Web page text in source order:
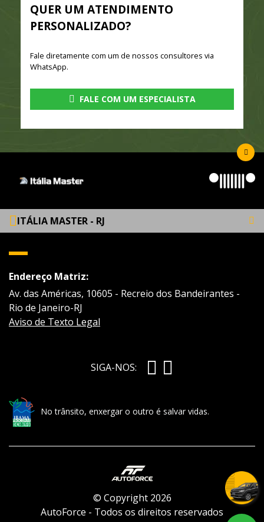
QUER UM ATENDIMENTO
PERSONALIZADO?
Fale diretamente com um de nossos consultores via
WhatsApp.
FALE COM UM ESPECIALISTA
ITÁLIA MASTER - RJ
Endereço Matriz:
Av. das Américas, 10605 - Recreio dos Bandeirantes -
Rio de Janeiro-RJ
Aviso de Texto Legal
SIGA-NOS:
No trânsito, enxergar o outro é salvar vidas.
© Copyright 2026
AutoForce - Todos os direitos reservados